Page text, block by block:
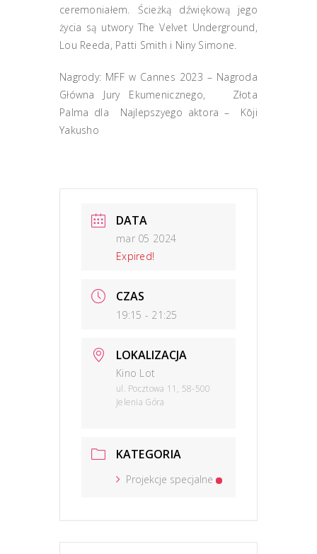
ceremoniałem. Ścieżką dźwiękową jego
życia są utwory The Velvet Underground,
Lou Reeda, Patti Smith i Niny Simone.
Nagrody: MFF w Cannes 2023 – Nagroda
Główna Jury Ekumenicznego, Złota
Palma dla Najlepszyego aktora – Kōji
Yakusho
DATA
mar 05 2024
Expired!
CZAS
19:15 - 21:25
LOKALIZACJA
Kino Lot
ul. Pocztowa 11, 58-500
Jelenia Góra
KATEGORIA
Projekcje specjalne